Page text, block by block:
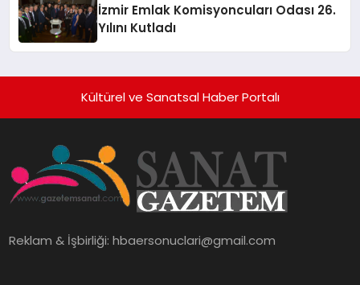
İzmir Emlak Komisyoncuları Odası 26.
Yılını Kutladı
Kültürel ve Sanatsal Haber Portalı
Reklam & İşbirliği:hbaersonuclari@gmail.com